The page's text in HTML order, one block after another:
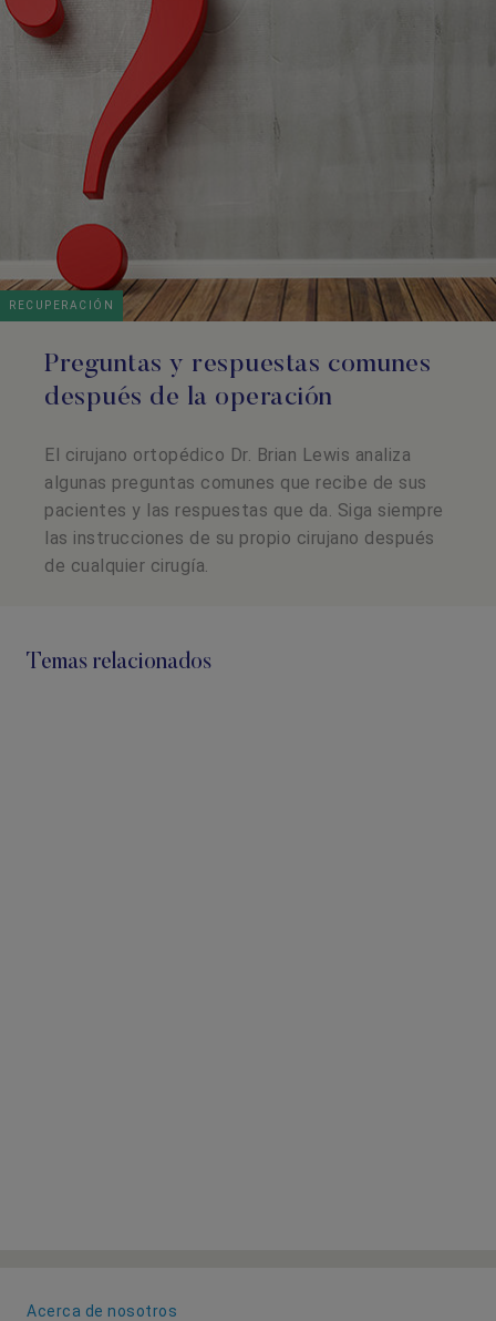
RECUPERACIÓN
Preguntas y respuestas comunes
después de la operación
El cirujano ortopédico Dr. Brian Lewis analiza
algunas preguntas comunes que recibe de sus
pacientes y las respuestas que da. Siga siempre
las instrucciones de su propio cirujano después
de cualquier cirugía.
Temas relacionados
Acerca de nosotros